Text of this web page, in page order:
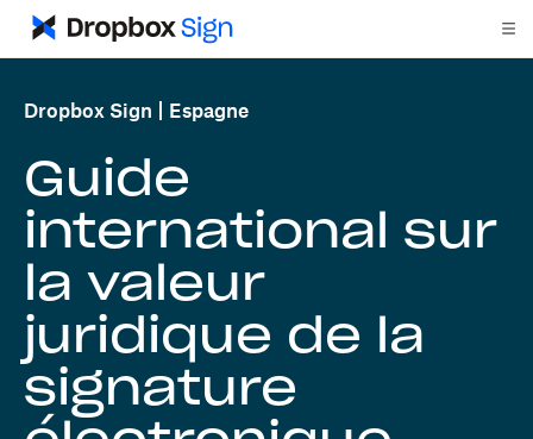
Dropbox Sign Espagne
Guide
international sur
la valeur
juridique de la
signature